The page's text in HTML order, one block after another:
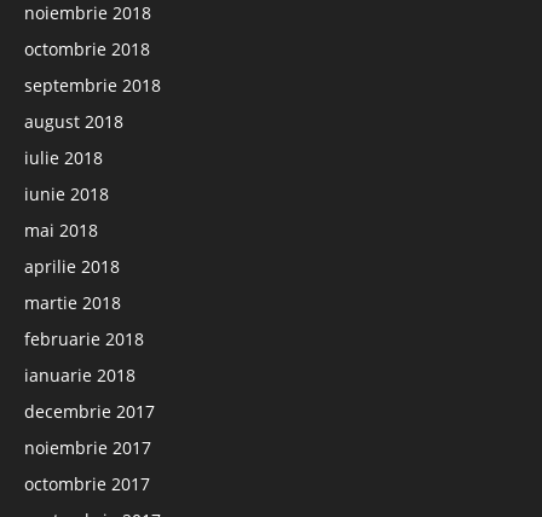
noiembrie 2018
octombrie 2018
septembrie 2018
august 2018
iulie 2018
iunie 2018
mai 2018
aprilie 2018
martie 2018
februarie 2018
ianuarie 2018
decembrie 2017
noiembrie 2017
octombrie 2017